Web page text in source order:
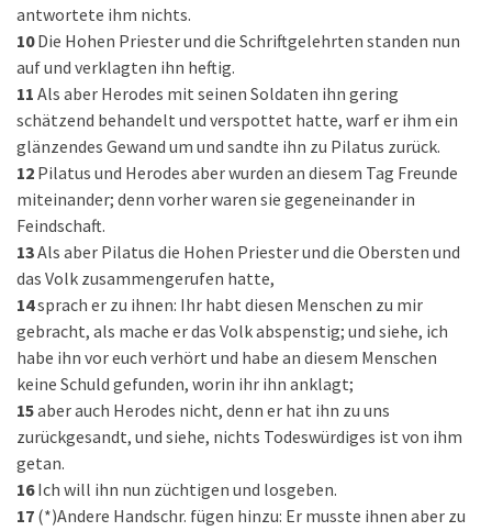
antwortete ihm nichts.
10 Die Hohen Priester und die Schriftgelehrten standen nun
auf und verklagten ihn heftig.
11 Als aber Herodes mit seinen Soldaten ihn gering
schätzend behandelt und verspottet hatte, warf er ihm ein
glänzendes Gewand um und sandte ihn zu Pilatus zurück.
12 Pilatus und Herodes aber wurden an diesem Tag Freunde
miteinander; denn vorher waren sie gegeneinander in
Feindschaft.
13Als aber Pilatus die Hohen Priester und die Obersten und
das Volk zusammengerufen hatte,
14sprach er zu ihnen: Ihr habt diesen Menschen zu mir
gebracht, als mache er das Volk abspenstig; und siehe, ich
habe ihn vor euch verhört und habe an diesem Menschen
keine Schuld gefunden, worin ihr ihn anklagt;
15aber auch Herodes nicht, denn er hat ihn zu uns
zurückgesandt, und siehe, nichts Todeswürdiges ist von ihm
getan.
16 Ich will ihn nun züchtigen und losgeben.
17 (*)Andere Handschr. fügen hinzu: Er musste ihnen aber zu